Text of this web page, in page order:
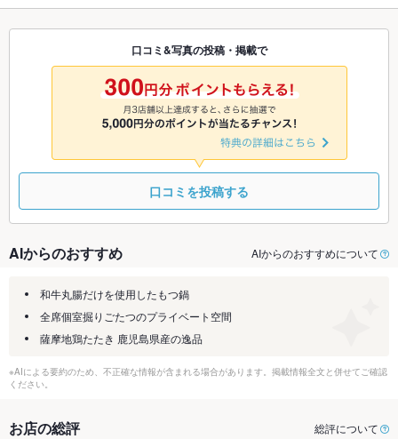
8/28 8/29 8/30
◎
8/31
休
9/1
休
9/2 9/3
9/6
◎ 休 休 ◎
口コミ&写真の投稿・掲載で
口コミを投稿する
AIからのおすすめ AIからのおすすめについて
和牛丸腸だけを使用したもつ鍋
全席個室掘りごたつのプライベート空間
薩摩地鶏たたき 鹿児島県産の逸品
※AIによる要約のため、不正確な情報が含まれる場合があります。掲載情報全文と併せてご確認
ください。
お店の総評 総評について